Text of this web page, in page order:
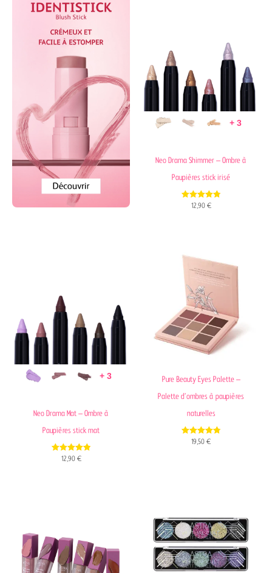
+ 3
Neo Drama Shimmer – Ombre à
Paupières stick irisé
4.81
12,90 €
+ 3
Neo Drama Mat – Ombre à
Paupières stick mat
4.88
12,90 €
Pure Beauty Eyes Palette –
Palette d’ombres à paupières
naturelles
4.85
19,50 €